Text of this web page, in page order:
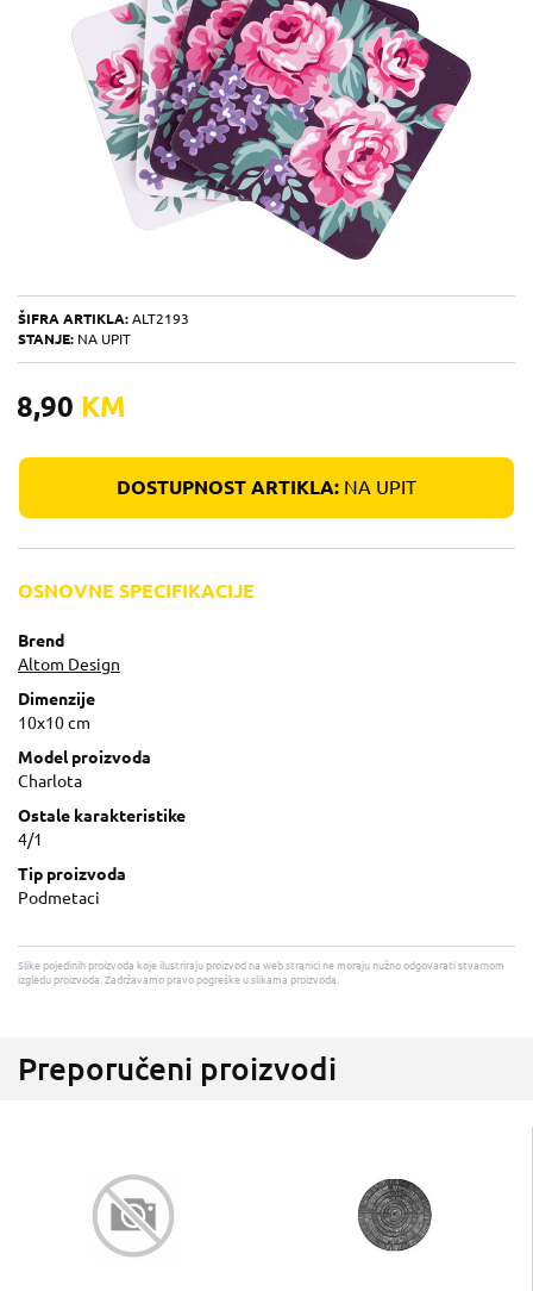
ŠIFRA ARTIKLA: ALT2193
STANJE: NA UPIT
8,90 KM
DOSTUPNOST ARTIKLA: NA UPIT
OSNOVNE SPECIFIKACIJE
Brend
Altom Design
Dimenzije
10x10 cm
Model proizvoda
Charlota
Ostale karakteristike
4/1
Tip proizvoda
Podmetaci
Slike pojedinih proizvoda koje ilustriraju proizvod na web stranici ne moraju nužno odgovarati stvarnom
izgledu proizvoda. Zadržavamo pravo pogreške u slikama proizvoda.
Preporučeni proizvodi